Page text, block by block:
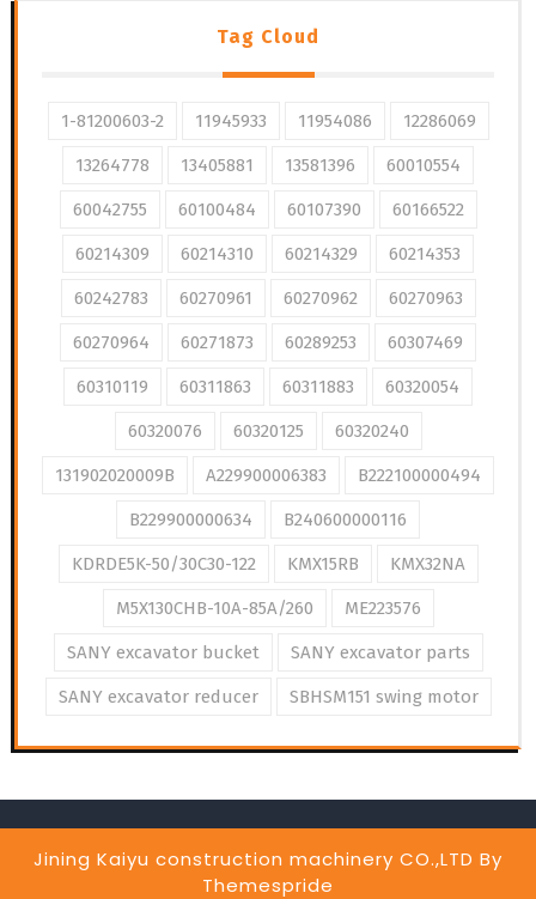
Tag Cloud
1-81200603-2 11945933 11954086 12286069
13264778 13405881 13581396 60010554
60042755 60100484 60107390 60166522
60214309 60214310 60214329 60214353
60242783 60270961 60270962 60270963
60270964 60271873 60289253 60307469
60310119 60311863 60311883 60320054
60320076 60320125 60320240
131902020009B A229900006383 B222100000494
B229900000634 B240600000116
KDRDE5K-50/30C30-122 KMX15RB KMX32NA
M5X130CHB-10A-85A/260 ME223576
SANY excavator bucket SANY excavator parts
SANY excavator reducer SBHSM151 swing motor
Jining Kaiyu construction machinery CO.,LTD By
Themespride